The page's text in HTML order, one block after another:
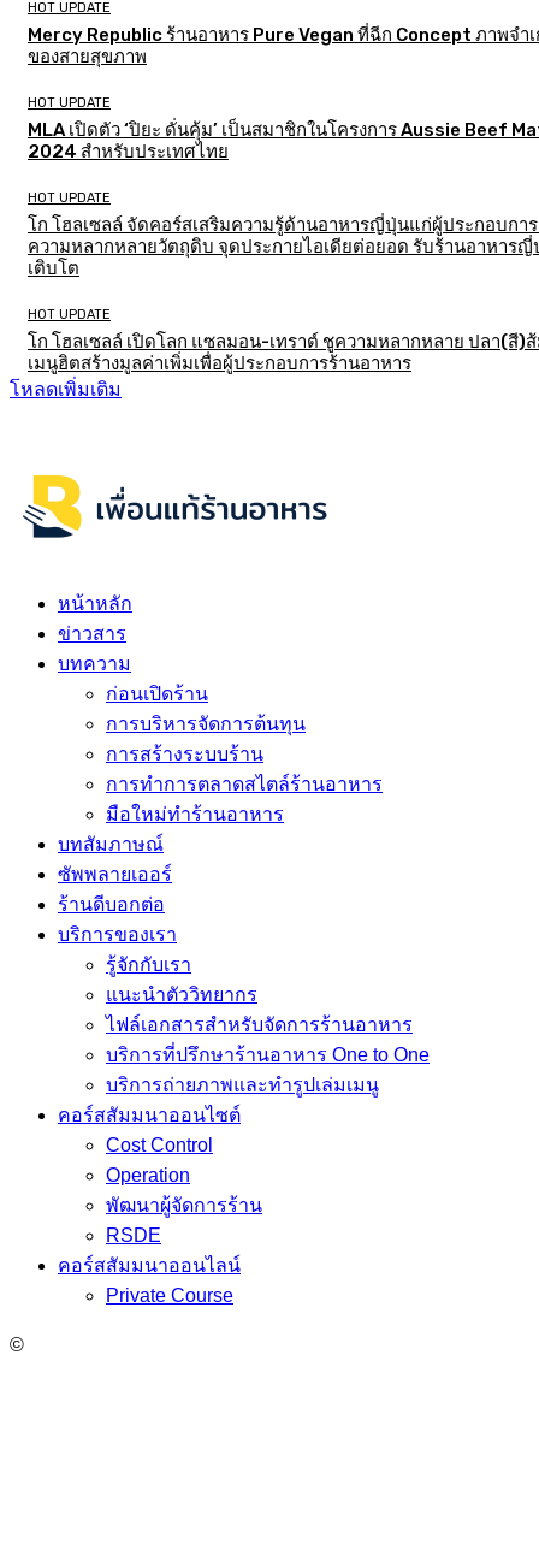
HOT UPDATE
Mercy Republic ร้านอาหาร Pure Vegan ที่ฉีก Concept ภาพจำเ
ของสายสุขภาพ
HOT UPDATE
MLA เปิดตัว ‘ปิยะ ดั่นคุ้ม’ เป็นสมาชิกในโครงการ Aussie Beef
2024 สำหรับประเทศไทย
HOT UPDATE
โก โฮลเซลล์ จัดคอร์สเสริมความรู้ด้านอาหารญี่ปุ่นแก่ผู้ประกอบกา
ความหลากหลายวัตถุดิบ จุดประกายไอเดียต่อยอด รับร้านอาหาร
เติบโต
HOT UPDATE
โก โฮลเซลล์ เปิดโลก แซลมอน-เทราต์ ชูความหลากหลาย ปลา(สี)
เมนูฮิตสร้างมูลค่าเพิ่มเพื่อผู้ประกอบการร้านอาหาร
โหลดเพิ่มเติม
หน้าหลัก
ข่าวสาร
บทความ
ก่อนเปิดร้าน
การบริหารจัดการต้นทุน
การสร้างระบบร้าน
การทำการตลาดสไตล์ร้านอาหาร
มือใหม่ทำร้านอาหาร
บทสัมภาษณ์
ซัพพลายเออร์
ร้านดีบอกต่อ
บริการของเรา
รู้จักกับเรา
แนะนำตัววิทยากร
ไฟล์เอกสารสำหรับจัดการร้านอาหาร
บริการที่ปรึกษาร้านอาหาร One to One
บริการถ่ายภาพและทำรูปเล่มเมนู
คอร์สสัมมนาออนไซต์
Cost Control
Operation
พัฒนาผู้จัดการร้าน
RSDE
คอร์สสัมมนาออนไลน์
Private Course
©